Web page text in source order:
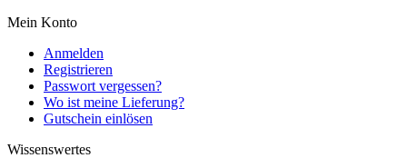
Mein Konto
Anmelden
Registrieren
Passwort vergessen?
Wo ist meine Lieferung?
Gutschein einlösen
Wissenswertes